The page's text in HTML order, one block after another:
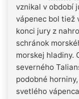
vznikal v období
vápenec bol tiež
konci jury z
schránok
morskej hladiny.
severného
podobné
svetlého